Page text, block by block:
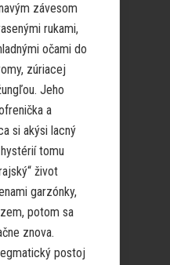
závesom
rukami,
očami do
zúriacej
Jeho
a
si akýsi lacný
tomu
život
garzónky,
potom sa
znova.
postoj